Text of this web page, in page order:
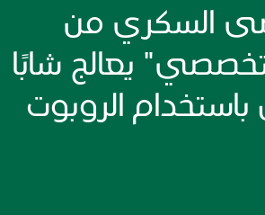
السكري من
يعالج شابًا
باستخدام الروبوت